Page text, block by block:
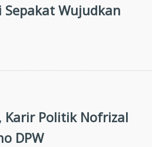
Sepakat Wujudkan
Karir Politik Nofrizal
DPW